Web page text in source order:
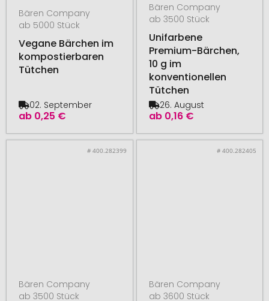
Bären Company
ab 5000 Stück
Vegane Bärchen im
kompostierbaren
Tütchen
ab 0,25 €
02. September
Bären Company
ab 3500 Stück
Unifarbene
Premium-Bärchen,
10 g im
konventionellen
Tütchen
ab 0,16 €
26. August
# 400.282399
Bären Company
ab 3500 Stück
# 400.282405
Bären Company
ab 3600 Stück